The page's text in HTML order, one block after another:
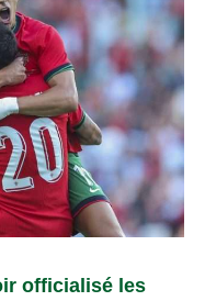
officialisé les